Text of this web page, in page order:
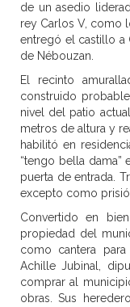
de un asedio
rey Carlos V, como
entregó el castillo a
de Nébouzan.
El recinto
construido
nivel del patio
metros de altura y
habilitó en
“tengo bella dama”
puerta de entrada.
excepto como
Convertido en
propiedad del
como cantera
Achille Jubinal,
comprar al
obras. Sus